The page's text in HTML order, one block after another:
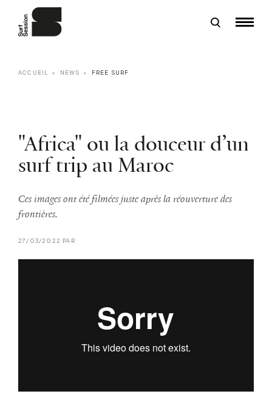
ACCUEIL NEWS FREE SURF
"Africa" ou la douceur d’un
surf trip au Maroc
Ces images ont été filmées juste après la réouverture des
frontières.
27/03/2022 PAR